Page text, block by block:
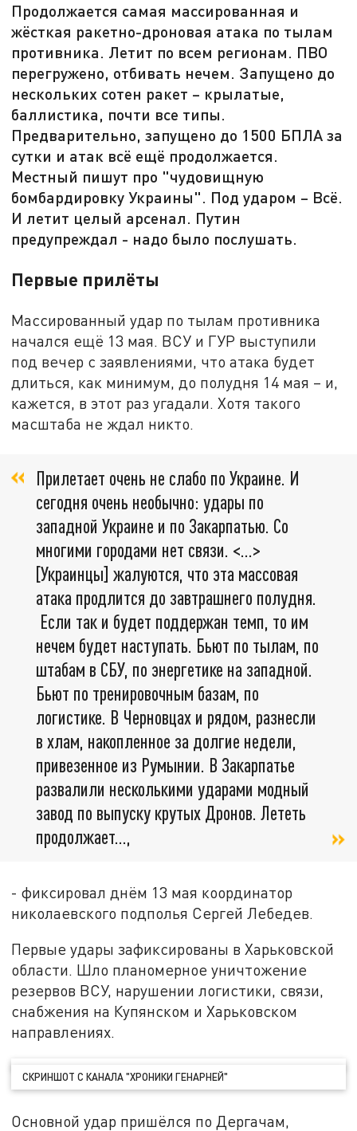
Продолжается самая массированная и
жёсткая ракетно-дроновая атака по тылам
противника. Летит по всем регионам. ПВО
перегружено, отбивать нечем. Запущено до
нескольких сотен ракет – крылатые,
баллистика, почти все типы.
Предварительно, запущено до 1500 БПЛА за
сутки и атак всё ещё продолжается.
Местный пишут про "чудовищную
бомбардировку Украины". Под ударом – Всё.
И летит целый арсенал. Путин
предупреждал - надо было послушать.
Первые прилёты
Массированный удар по тылам противника
начался ещё 13 мая. ВСУ и ГУР выступили
под вечер с заявлениями, что атака будет
длиться, как минимум, до полудня 14 мая – и,
кажется, в этот раз угадали. Хотя такого
масштаба не ждал никто.
Прилетает очень не слабо по Украине. И
сегодня очень необычно: удары по
западной Украине и по Закарпатью. Со
многими городами нет связи. <…>
[Украинцы] жалуются, что эта массовая
атака продлится до завтрашнего полудня.
Если так и будет поддержан темп, то им
нечем будет наступать. Бьют по тылам, по
штабам в СБУ, по энергетике на западной.
Бьют по тренировочным базам, по
логистике. В Черновцах и рядом, разнесли
в хлам, накопленное за долгие недели,
привезенное из Румынии. В Закарпатье
развалили несколькими ударами модный
завод по выпуску крутых Дронов. Лететь
продолжает...,
- фиксировал днём 13 мая координатор
николаевского подполья Сергей Лебедев.
Первые удары зафиксированы в Харьковской
области. Шло планомерное уничтожение
резервов ВСУ, нарушении логистики, связи,
снабжения на Купянском и Харьковском
направлениях.
СКРИНШОТ С КАНАЛА "ХРОНИКИ ГЕНАРНЕЙ"
Основной удар пришёлся по Дергачам,